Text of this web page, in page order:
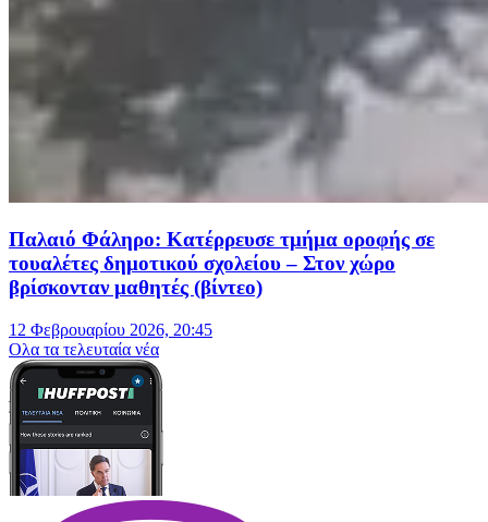
Παλαιό Φάληρο: Κατέρρευσε τμήμα οροφής σε
τουαλέτες δημοτικού σχολείου – Στον χώρο
βρίσκονταν μαθητές (βίντεο)
12 Φεβρουαρίου 2026, 20:45
Oλα τα τελευταία νέα